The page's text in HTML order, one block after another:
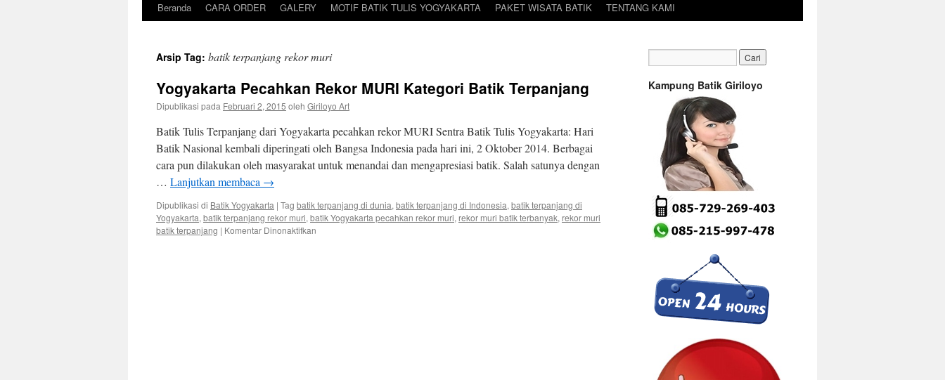
Beranda CARA ORDER GALERY MOTIF BATIK TULIS YOGYAKARTA PAKET WISATA BATIK TENTANG KAMI
Arsip Tag: batik terpanjang rekor muri
Yogyakarta Pecahkan Rekor MURI Kategori Batik Terpanjang
Dipublikasi pada Februari 2, 2015 oleh Giriloyo Art
Batik Tulis Terpanjang dari Yogyakarta pecahkan rekor MURI Sentra Batik Tulis Yogyakarta: Hari
Batik Nasional kembali diperingati oleh Bangsa Indonesia pada hari ini, 2 Oktober 2014. Berbagai
cara pun dilakukan oleh masyarakat untuk menandai dan mengapresiasi batik. Salah satunya dengan
… Lanjutkan membaca →
Dipublikasi di Batik Yogyakarta | Tag batik terpanjang di dunia, batik terpanjang di Indonesia, batik terpanjang di
Yogyakarta, batik terpanjang rekor muri, batik Yogyakarta pecahkan rekor muri, rekor muri batik terbanyak, rekor muri
batik terpanjang | Komentar Dinonaktifkan
Kampung Batik Giriloyo